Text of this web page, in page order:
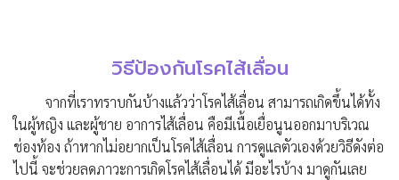
วิธีป้องกันโรคไส้เลื่อน
จากที่เราทราบกันบ้างแล้วว่าโรคไส้เลื่อน สามารถเกิดขึ้นได้ทั้ง
ในผู้หญิง และผู้ชาย อาการไส้เลื่อน คือมีเนื้อเยื่อนูนออกมาบริเวณ
ช่องท้อง ถ้าหากไม่อยากเป็นโรคไส้เลื่อน การดูแลตัวเองด้วยวิธีดังต่อ
ไปนี้ จะช่วยลดภาวะการเกิดโรคไส้เลื่อนได้ มีอะไรบ้าง มาดูกันเลย